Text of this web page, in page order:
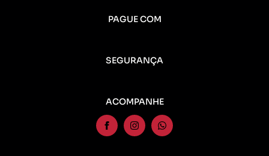
PAGUE COM
SEGURANÇA
ACOMPANHE